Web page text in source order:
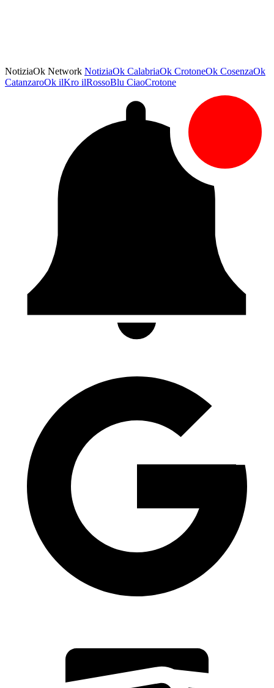
NotiziaOk Network NotiziaOk CalabriaOk CrotoneOk CosenzaOk
CatanzaroOk ilKro ilRossoBlu CiaoCrotone